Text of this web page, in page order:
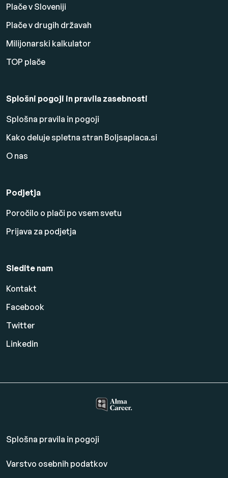
Plače v Sloveniji
Plače v drugih državah
Milijonarski kalkulator
TOP plače
Splošni pogoji in pravila zasebnosti
Splošna pravila in pogoji
Kako deluje spletna stran Boljsaplaca.si
O nas
Podjetja
Poročilo o plači po vsem svetu
Prijava za podjetja
Sledite nam
Kontakt
Facebook
Twitter
Linkedin
Splošna pravila in pogoji
Varstvo osebnih podatkov